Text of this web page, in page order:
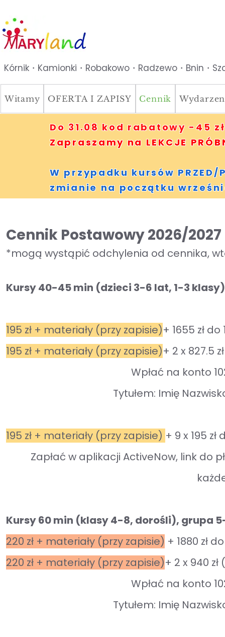
Kórnik・Kamionki・Robakowo・Radzewo・Bnin・
Witamy OFERTA I ZAPISY Cennik
Do 31.08 kod rabatowy -45
Zapraszamy na LEKCJE
W przypadku kursów PRZED/
zmianie na początku
Cennik Postawowy 2026/2027
*mogą wystąpić odchylenia od cennika,
Kursy 40-45 min (dzieci 3-6 lat, 1-3
195 zł + materiały (przy zapisie)+ 1655 zł do
195 zł + materiały (przy zapisie)+ 2 x 827.5
Wpłać na konto
Tytułem: Imię
195 zł + materiały (przy zapisie) + 9 x 195
Zapłać w aplikacji ActiveNow, link do
Kursy 60 min (klasy 4-8, dorośli), grupa
220 zł + materiały (przy zapisie) + 1880 zł
220 zł + materiały (przy zapisie)+ 2 x 940 zł
Wpłać na konto
Tytułem: Imię